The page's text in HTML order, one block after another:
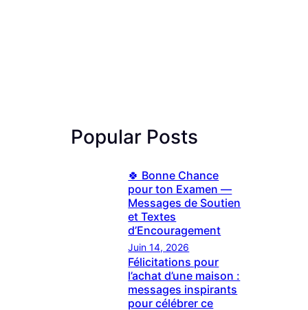
Popular Posts
🍀 Bonne Chance
pour ton Examen —
Messages de Soutien
et Textes
d’Encouragement
Juin 14, 2026
Félicitations pour
l’achat d’une maison :
messages inspirants
pour célébrer ce